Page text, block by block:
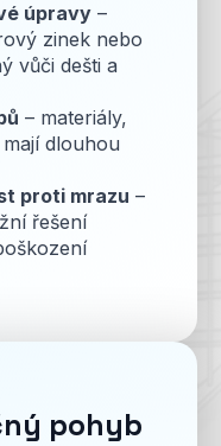
úpravy –
zinek nebo
vůči dešti a
– materiály,
dlouhou
proti mrazu –
řešení
pohyb